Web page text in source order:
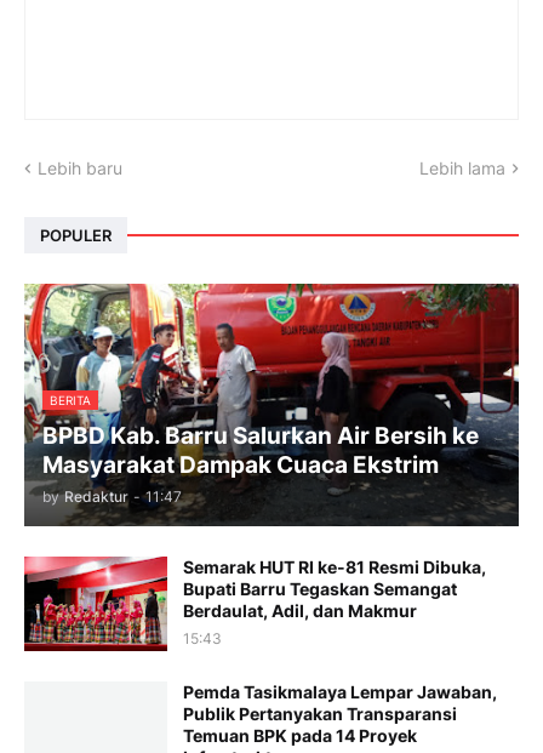
Lebih baru Lebih lama
POPULER
BERITA
BPBD Kab. Barru Salurkan Air Bersih ke
Masyarakat Dampak Cuaca Ekstrim
by Redaktur - 11:47
Semarak HUT RI ke-81 Resmi Dibuka,
Bupati Barru Tegaskan Semangat
Berdaulat, Adil, dan Makmur
15:43
Pemda Tasikmalaya Lempar Jawaban,
Publik Pertanyakan Transparansi
Temuan BPK pada 14 Proyek